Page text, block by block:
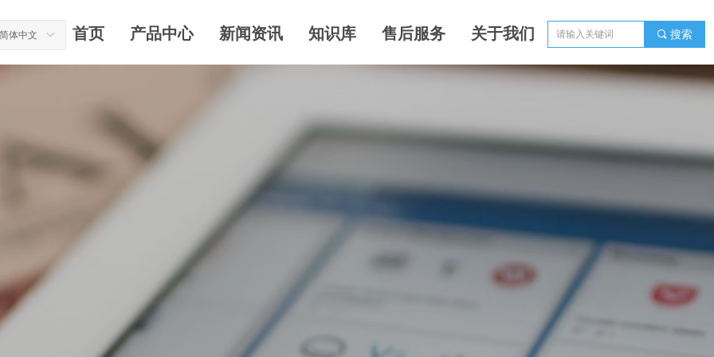
首页 产品中心 新闻资讯 知识库 售后服务 关于我们 끠 搜索
ꀅ
简体中文